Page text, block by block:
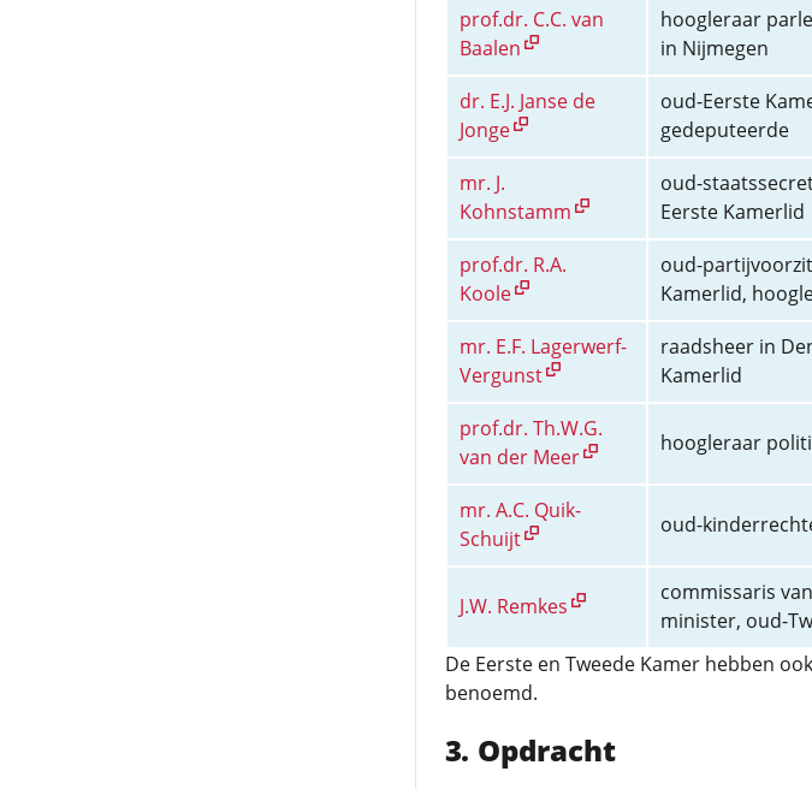
prof.dr. C.C. van
Baalen
hoogleraar
in Nijmegen
dr. E.J. Janse de
Jonge
oud-Eerste
gedeputeerde
mr. J.
Kohnstamm
oud-
Eerste Kamerlid
prof.dr. R.A.
Koole
oud-
Kamerlid,
mr. E.F. Lagerwerf-
Vergunst
raadsheer in
Kamerlid
prof.dr. Th.W.G.
van der Meer
hoogleraar
mr. A.C. Quik-
Schuijt
oud-
J.W. Remkes
commissaris
minister, oud-
De Eerste en Tweede Kamer hebben
benoemd.
Opdracht